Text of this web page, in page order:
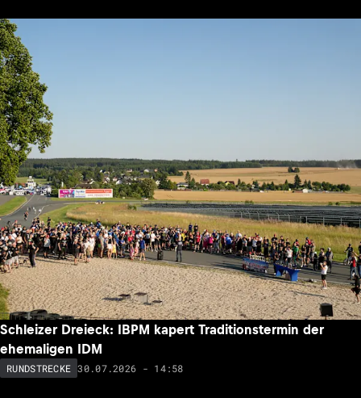
Schleizer Dreieck: IBPM kapert Traditionstermin der
ehemaligen IDM
RUNDSTRECKE 30.07.2026 - 14:58